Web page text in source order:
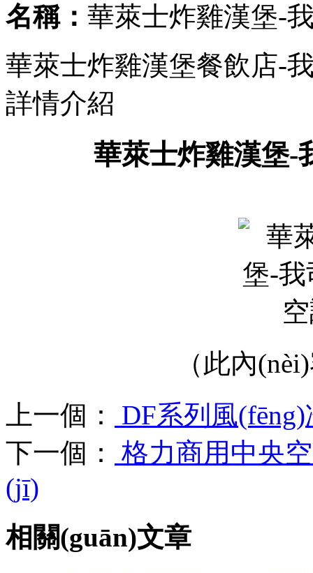
名稱： 華萊士炸雞漢堡-
華萊士炸雞漢堡餐飲店-
詳情介紹
華萊士炸雞漢堡-
（此內
上一個：
DF系列風
下一個：
格力商用中央
(jī)
相關(guān)文章